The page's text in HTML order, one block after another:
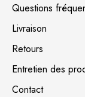
Questions
Livraison
Retours
Entretien des
Contact